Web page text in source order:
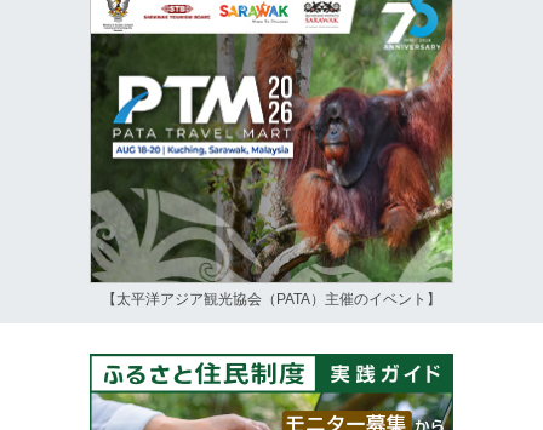
【太平洋アジア観光協会（PATA）主催のイベント】